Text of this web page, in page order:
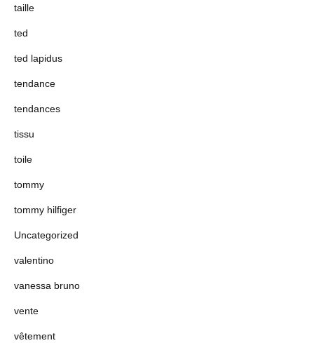
taille
ted
ted lapidus
tendance
tendances
tissu
toile
tommy
tommy hilfiger
Uncategorized
valentino
vanessa bruno
vente
vêtement